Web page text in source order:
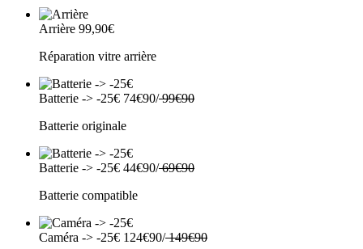
Arrière 99,90€
Réparation vitre arrière
Batterie -> -25€ 74€90/99€90
Batterie originale
Batterie -> -25€ 44€90/69€90
Batterie compatible
Caméra -> -25€ 124€90/149€90